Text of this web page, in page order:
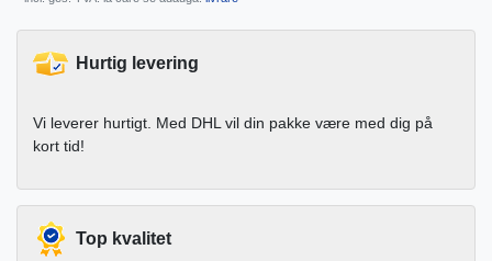
Hurtig levering
Vi leverer hurtigt. Med DHL vil din pakke være med dig på
kort tid!
Top kvalitet